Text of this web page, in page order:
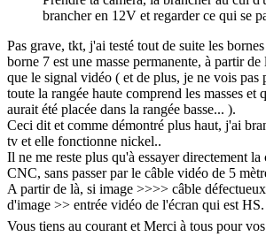
brancher en 12V et regarder ce qui se
Pas grave, tkt, j'ai testé tout de suite les
borne 7 est une masse permanente, à partir
que le signal vidéo ( et de plus, je ne vois pas
toute la rangée haute comprend les masses et
aurait été placée dans la rangée basse... ).
Ceci dit et comme démontré plus haut, j'ai
tv et elle fonctionne nickel..
Il ne me reste plus qu'à essayer directement la
CNC, sans passer par le câble vidéo de 5
A partir de là, si image >>>> câble
d'image >> entrée vidéo de l'écran qui est
Vous tiens au courant et Merci à tous pour